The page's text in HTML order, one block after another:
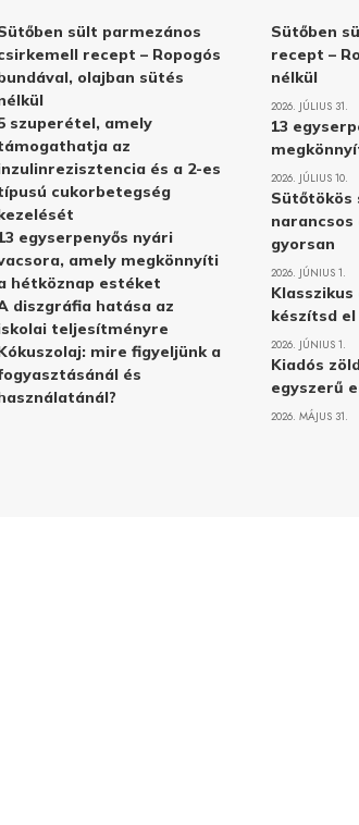
sült parmezános
recept – Ropogós
olajban sütés
szuperétel, amely
az
és a 2-es
cukorbetegség
egyserpenyős nyári
amely megkönnyíti
hétköznap estéket
diszgráfia hatása az
teljesítményre
mire figyeljünk a
és
Sütőben
recept –
nélkül
2026. JÚLIUS 31.
13
2026. JÚLIUS 10.
narancsos
gyorsan
2026. JÚNIUS 1.
készítsd
2026. JÚNIUS 1.
Kiadós
egyszerű
2026. MÁJUS 31.